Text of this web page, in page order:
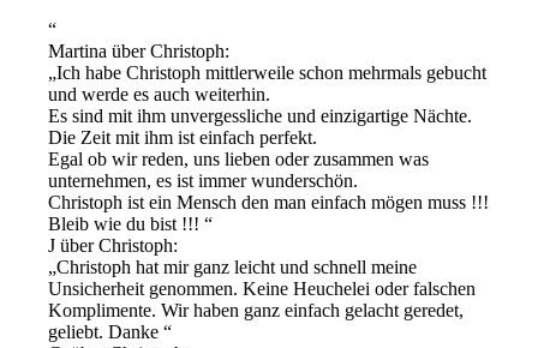
Martina über Christoph:
Ich habe Christoph mittlerweile schon mehrmals gebucht
und werde es auch weiterhin.
Es sind mit ihm unvergessliche und einzigartige Nächte.
Die Zeit mit ihm ist einfach perfekt.
Egal ob wir reden, uns lieben oder zusammen was
unternehmen, es ist immer wunderschön.
Christoph ist ein Mensch den man einfach mögen muss !!!
Bleib wie du bist !!!
J über Christoph:
Christoph hat mir ganz leicht und schnell meine
Unsicherheit genommen. Keine Heuchelei oder falschen
Komplimente. Wir haben ganz einfach gelacht geredet,
geliebt. Danke